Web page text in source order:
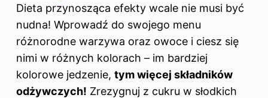
Dieta przynosząca efekty wcale nie musi być
nudna! Wprowadź do swojego menu
różnorodne warzywa oraz owoce i ciesz się
nimi w różnych kolorach – im bardziej
kolorowe jedzenie, tym więcej składników
odżywczych! Zrezygnuj z cukru w słodkich